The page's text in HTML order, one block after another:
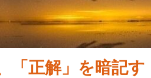
「正解」を暗記す